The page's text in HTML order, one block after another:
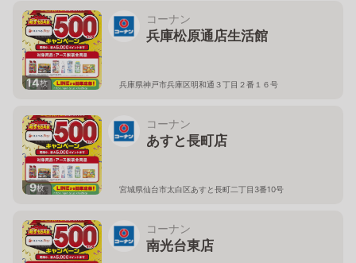
14枚
コーナン
兵庫松原通店生活館
兵庫県神戸市兵庫区明和通３丁目２番１６号
9枚
コーナン
あすと長町店
宮城県仙台市太白区あすと長町二丁目3番10号
コーナン
南光台東店